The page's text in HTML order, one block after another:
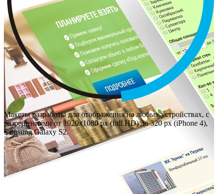
Макеты разработы для отображения на любых устройствах, с
разрешениями от 1920х1080 px (full HD) до 320 px (iPhone 4),
Samsung Galaxy S2.